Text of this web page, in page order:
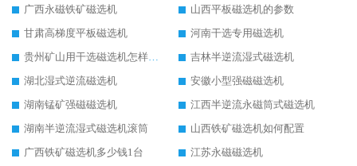
广西永磁铁矿磁选机
山西平板磁选机的参数
甘肃高梯度平板磁选机
河南干选专用磁选机
贵州矿山用干选磁选机怎样调磁
吉林半逆流湿式磁选机
湖北湿式逆流磁选机
安徽小型强磁磁选机
湖南锰矿强磁磁选机
江西半逆流永磁筒式磁选机
湖南半逆流湿式磁选机滚筒
山西铁矿磁选机如何配置
广西铁矿磁选机多少钱1台
江苏永磁磁选机